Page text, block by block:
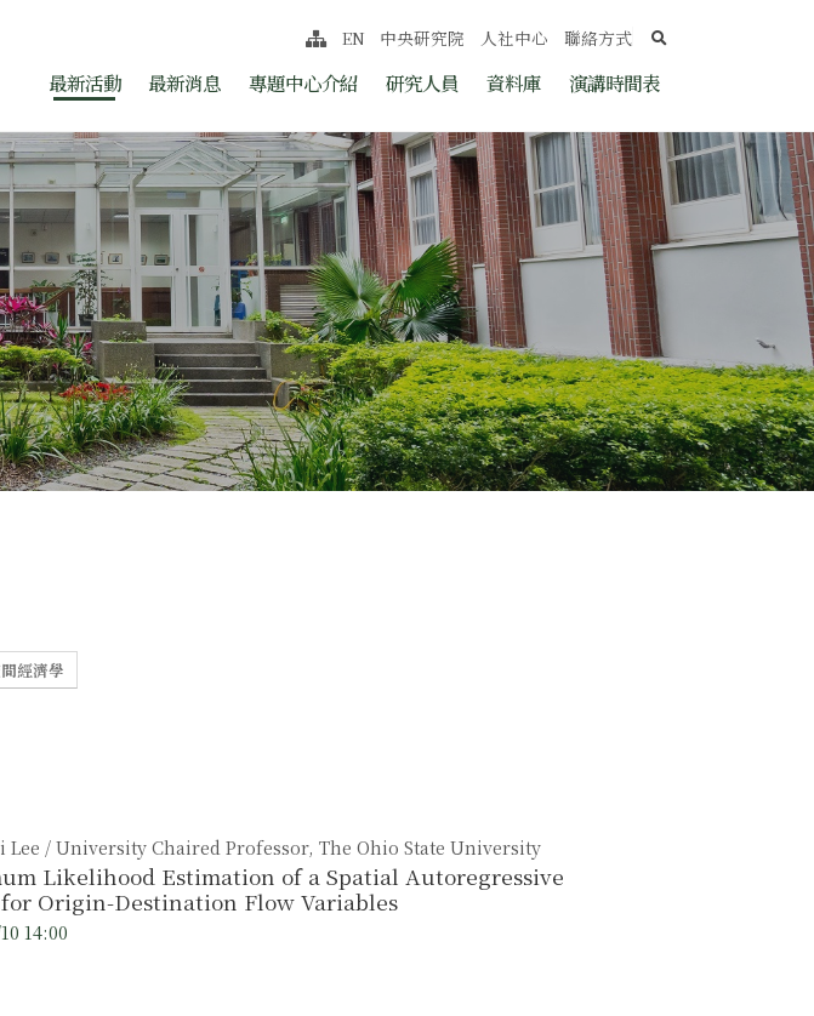
最新活動 最新消息 專題中心介紹 研究人員 資料庫 演講時間表
網站導覽
EN 中央研究院 人社中心 聯絡方式 search
經濟學
Lee / University Chaired Professor, The Ohio State University
Likelihood Estimation of a Spatial Autoregressive
Origin-Destination Flow Variables
14:00